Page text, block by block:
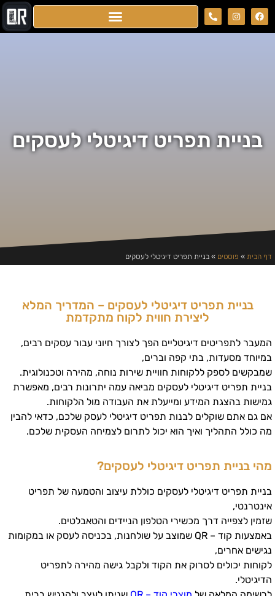
בניית תפריט דיגיטלי לעסקים
דף הבית » פוסטים » בניית תפריט דיגיטלי לעסקים
בניית תפריט דיגיטלי לעסקים – המדריך המלא
ליצירת חווית לקוח מתקדמת
המעבר לתפריטים דיגיטליים הפך לצורך חיוני עבור עסקים רבים,
במיוחד מסעדות, בתי קפה וברים,
שמבקשים לספק ללקוחות חוויית שירות נוחה, מהירה וטכנולוגית.
בניית תפריט דיגיטלי לעסקים מביאה עמה יתרונות רבים, מאפשרת
גמישות בהצגת המידע ומייעלת את העבודה מול הלקוחות.
אם גם אתם שוקלים לבנות תפריט דיגיטלי לעסק שלכם, כדאי להבין
מה כולל התהליך ואיך הוא יכול לתרום לצמיחה העסקית שלכם.
מהי בניית תפריט דיגיטלי לעסקים?
בניית תפריט דיגיטלי לעסקים כוללת עיצוב והטמעה של תפריט
אינטרנטי,
שזמין לצפייה דרך מכשירי הטלפון הניידים והטאבלטים.
באמצעות קוד – QR שמוצב על שולחנות, בכניסה לעסק או במקומות
נגישים אחרים,
לקוחות יכולים לסרוק את הקוד ולקבל גישה מהירה לתפריט
הדיגיטלי.